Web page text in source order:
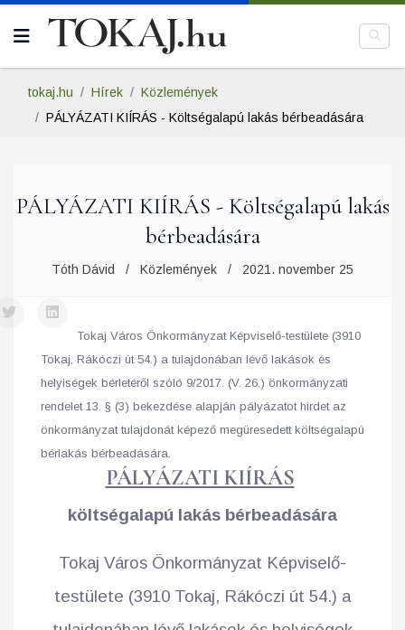
tokaj.hu Hírek
Közlemények
PÁLYÁZATI KIÍRÁS - Költségalapú lakás bérbeadására
PÁLYÁZATI KIÍRÁS - Költségalapú lakás
bérbeadására
Tóth Dávid Közlemények 2021. november 25
Tokaj Város Önkormányzat Képviselő-testülete (3910
Tokaj, Rákóczi út 54.) a tulajdonában lévő lakások és
helyiségek bérletéről szóló 9/2017. (V. 26.) önkormányzati
rendelet 13. § (3) bekezdése alapján pályázatot hirdet az
önkormányzat tulajdonát képező megüresedett költségalapú
bérlakás bérbeadására.
PÁLYÁZATI KIÍRÁS
költségalapú lakás bérbeadására
Tokaj Város Önkormányzat Képviselő-
testülete (3910 Tokaj, Rákóczi út 54.) a